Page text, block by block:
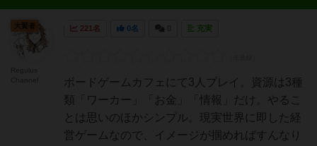
221名 0名 充実
ボードゲームカフェにて3人プレイ。資源は3種
類「ワーカー」「お金」「情報」だけ。やるこ
とは思いのほかシンプル。現実世界に即した経
営ゲームなので、イメージが掴めればすんなり
大賢者